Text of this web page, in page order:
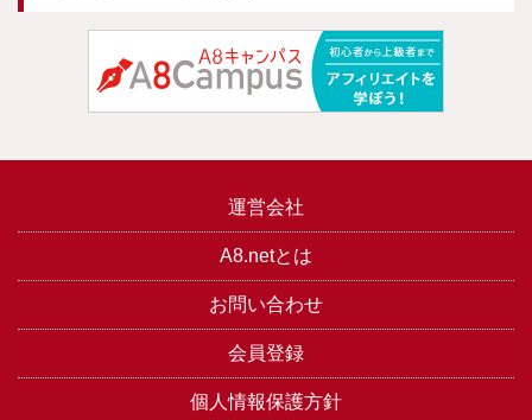
運営会社
A8.netとは
お問い合わせ
会員登録
個人情報保護方針